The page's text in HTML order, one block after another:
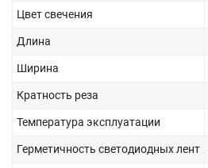
Цвет свечения
Длина
Ширина
Кратность реза
Температура эксплуатации
Герметичность светодиодных лент